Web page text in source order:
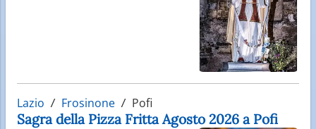
Lazio Frosinone Pofi
Sagra della Pizza Fritta Agosto 2026 a Pofi